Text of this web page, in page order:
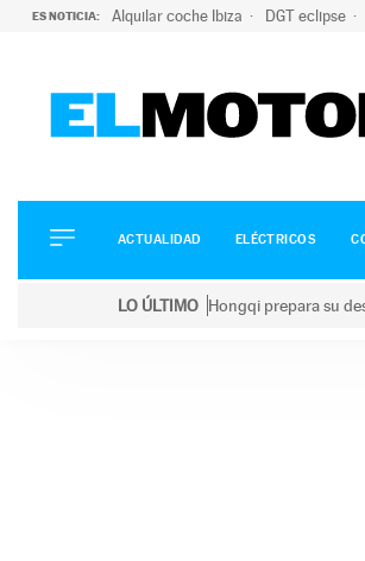
ES NOTICIA: Alquilar coche Ibiza DGT eclipse
ELÉCTRICOS
CONDUCIR
ACTUALIDAD ELÉCTRICOS
LO ÚLTIMO Hongqi prepara su